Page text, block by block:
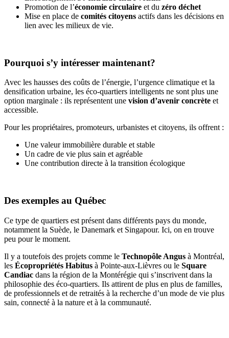
Promotion de l’économie circulaire et du zéro déchet
Mise en place de comités citoyens actifs dans les décisions en
lien avec les milieux de vie.
Pourquoi s’y intéresser maintenant?
Avec les hausses des coûts de l’énergie, l’urgence climatique et la
densification urbaine, les éco-quartiers intelligents ne sont plus une
option marginale : ils représentent une vision d’avenir concrète et
accessible.
Pour les propriétaires, promoteurs, urbanistes et citoyens, ils offrent :
Une valeur immobilière durable et stable
Un cadre de vie plus sain et agréable
Une contribution directe à la transition écologique
Des exemples au Québec
Ce type de quartiers est présent dans différents pays du monde,
notamment la Suède, le Danemark et Singapour. Ici, on en trouve
peu pour le moment.
Il y a toutefois des projets comme le Technopôle Angus à Montréal,
les Écopropriétés Habitus à Pointe-aux-Lièvres ou le Square
Candiac dans la région de la Montérégie qui s’inscrivent dans la
philosophie des éco-quartiers. Ils attirent de plus en plus de familles,
de professionnels et de retraités à la recherche d’un mode de vie plus
sain, connecté à la nature et à la communauté.